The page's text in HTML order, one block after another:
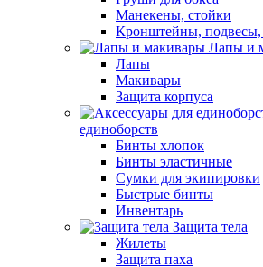
Манекены, стойки
Кронштейны, подвесы,
Лапы и
Лапы
Макивары
Защита корпуса
единоборств
Бинты хлопок
Бинты эластичные
Сумки для экипировки
Быстрые бинты
Инвентарь
Защита тела
Жилеты
Защита паха